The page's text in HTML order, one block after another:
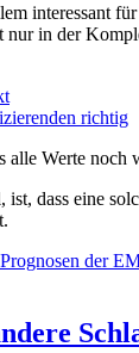
interessant
in der
richtig
Werte noch
ist, dass eine
der